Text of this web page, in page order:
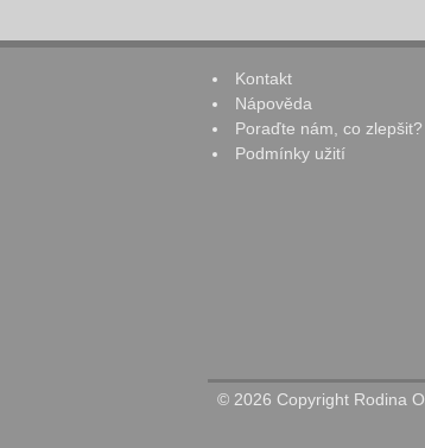
Kontakt
Nápověda
Poraďte nám, co zlepšit?
Podmínky užití
© 2026 Copyright Rodina